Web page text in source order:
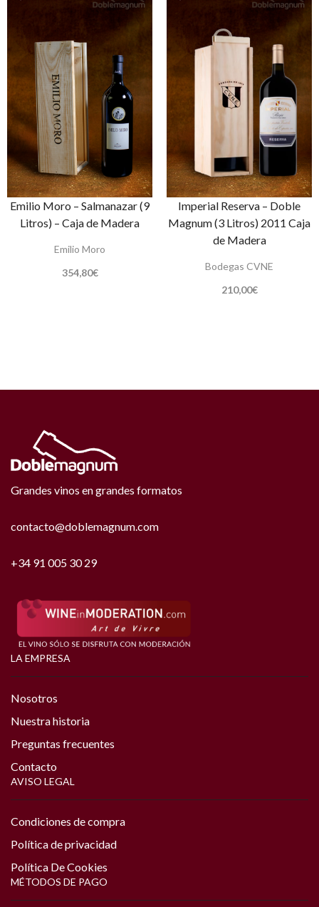
Emilio Moro – Salmanazar (9
Litros) – Caja de Madera
Emilio Moro
354,80€
Imperial Reserva – Doble
Magnum (3 Litros) 2011 Caja
de Madera
Bodegas CVNE
210,00€
Grandes vinos en grandes formatos
contacto@doblemagnum.com
+34 91 005 30 29
LA EMPRESA
Nosotros
Nuestra historia
Preguntas frecuentes
Contacto
AVISO LEGAL
Condiciones de compra
Política de privacidad
Política De Cookies
MÉTODOS DE PAGO